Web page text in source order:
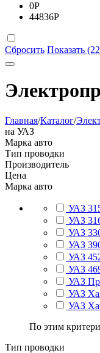
0Р
44836Р
Сбросить Показать
Главная/Каталог/
на УАЗ
Марка авто
Тип проводки
Производитель
Цена
Марка авто
УАЗ
УАЗ
УАЗ
УАЗ
УАЗ
УАЗ
УАЗ
УАЗ
УАЗ
По этим
Тип проводки